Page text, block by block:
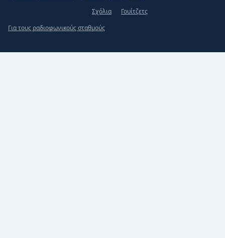
Σχόλια
Γουίτζετς
Για τους ραδιοφωνικούς σταθμούς